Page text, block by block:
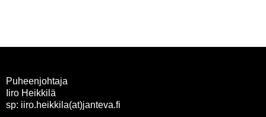
Puheenjohtaja
Iiro Heikkilä
sp: iiro.heikkila(at)janteva.fi